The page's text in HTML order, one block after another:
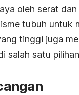
oleh serat
tubuh untuk
tinggi juga
salah satu